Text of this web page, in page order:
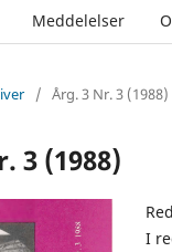
Meddelelser
/ Årg. 3 Nr. 3 (1988)
3 (1988)
I